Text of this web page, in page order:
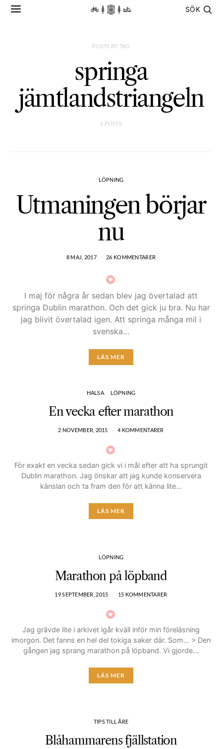
SÖK
POSTS BY TAG
springa
jämtlandstriangeln
5 POSTS
LÖPNING
Utmaningen börjar
nu
8 MAJ, 2017 26 KOMMENTARER
I maj för några år sedan blev jag övertalad att
springa Dublin marathon. Och det gick ju bra. Nu har
jag blivit övertalad igen. Att springa många mil i
svenska…
LÄS MER
HALSA LÖPNING
En vecka efter marathon
2 NOVEMBER, 2015 4 KOMMENTARER
För exakt en vecka sedan gick vi i mål efter att ha sprungit
Dublin marathon. Jag önskar att jag kunde konservera
känslan och ta fram den för att känna lite…
LÄS MER
LÖPNING
Marathon på löpband
19 SEPTEMBER, 2015 15 KOMMENTARER
Jag grävde lite i arkivet igår kväll inför min föreläsning
imorgon. Det fanns en hel del tokiga saker där. Som… > Den
gången jag sprang marathon på löpband. Vi gjorde…
LÄS MER
TIPS TILL ÅRE
Blåhammarens fjällstation